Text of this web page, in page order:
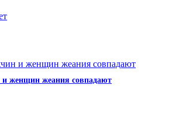
женщин жеания совпадают